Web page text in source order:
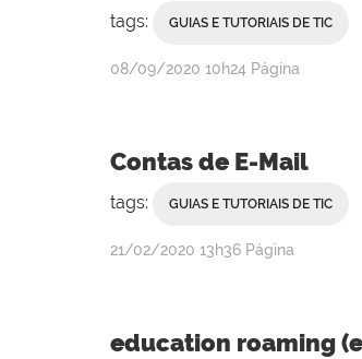
tags: GUIAS E TUTORIAIS DE TIC
por
publicado
08/09/2020 10h24 Página
Contas de E-Mail
tags: GUIAS E TUTORIAIS DE TIC
por
publicado
21/02/2020 13h36 Página
education roaming